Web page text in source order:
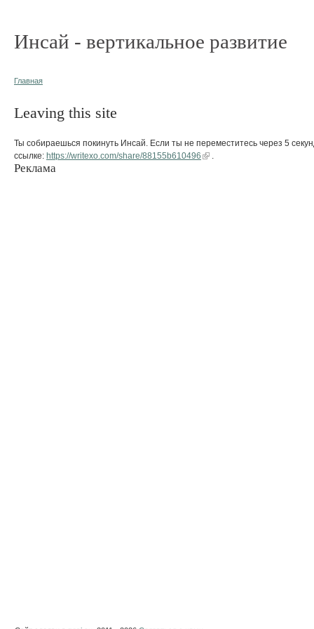
Инсай - вертикальное развитие
Главная
Leaving this site
Ты собираешься покинуть Инсай. Если ты не переместитесь через 5
ссылке: https://writexo.com/share/88155b610496
Реклама